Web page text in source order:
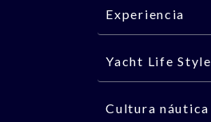
Experiencia
Yacht Life Style
Cultura náutica